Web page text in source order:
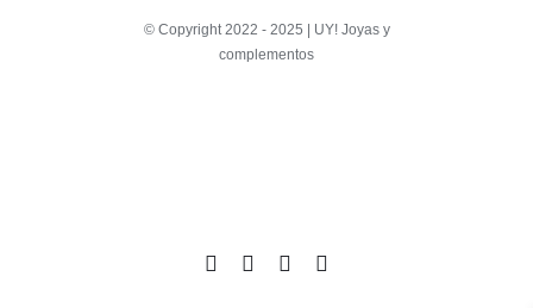
© Copyright 2022 - 2025 | UY! Joyas y
complementos